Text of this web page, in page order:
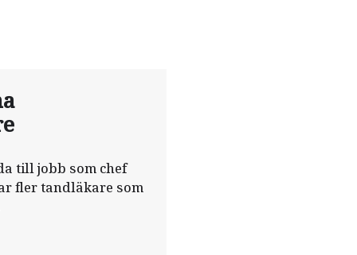
till jobb som chef
fler tandläkare som